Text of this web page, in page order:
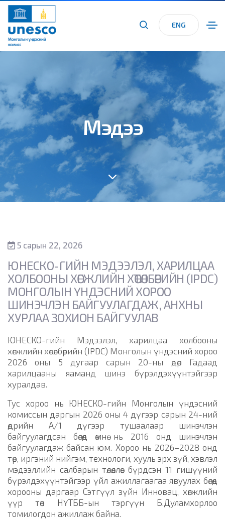
ENG
Мэдээ
5 сарын 22, 2026
ЮНЕСКО-ГИЙН МЭДЭЭЛЭЛ, ХАРИЛЦАА
ХОЛБООНЫ ХӨГЖЛИЙН ХӨТӨЛБӨРИЙН (IPDC)
МОНГОЛЫН ҮНДЭСНИЙ ХОРОО
ШИНЭЧЛЭН БАЙГУУЛАГДАЖ, АНХНЫ
ХУРЛАА ЗОХИОН БАЙГУУЛАВ
ЮНЕСКО-гийн Мэдээлэл, харилцаа холбооны
хөгжлийн хөтөлбөрийн (IPDC) Монголын үндэсний хороо
2026 оны 5 дугаар сарын 20-ны өдөр Гадаад
харилцааны яаманд шинэ бүрэлдэхүүнтэйгээр
хуралдав.
Тус хороо нь ЮНЕСКО-гийн Монголын үндэсний
комиссын даргын 2026 оны 4 дүгээр сарын 24-ний
өдрийн А/1 дүгээр тушаалаар шинэчлэн
байгуулагдсан бөгөөд өмнө нь 2016 онд шинэчлэн
байгуулагдаж байсан юм. Хороо нь 2026–2028 онд
төр, иргэний нийгэм, технологи, хууль эрх зүй, хэвлэл
мэдээллийн салбарын төлөөллөөс бүрдсэн 11 гишүүний
бүрэлдэхүүнтэйгээр үйл ажиллагаагаа явуулах бөгөөд
хорооны даргаар Сэтгүүл зүйн Инновац, хөгжлийн
үүр төв НҮТББ-ын тэргүүн Б.Дуламхорлоо
томилогдон ажиллаж байна.